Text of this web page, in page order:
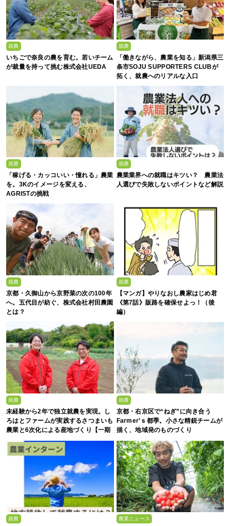
就農
いちごで奈良の農を育む。若いチーム
が裁量を持って挑む株式会社UEDA
就農
「働きながら、農業を知る」新潟県三
条市SOJU SUPPORTERS CLUBが
拓く、就農へのリアルな入口
就農
「稼げる・カッコいい・憧れる」農業
を。3Kのイメージを変える、
AGRISTの挑戦
就農
農業業界への就職はキツい？ 農業法
人選びで失敗しないポイントなど解説
就農
京都・久御山から京野菜の次の100年
へ。五代目が紡ぐ、株式会社村田農園
とは？
就農
【マンガ】やりなおし農家はじめ君
《第7話》販路を確保せよっ！（後
編）
就農
未経験から2年で独立就農を実現。し
ろはとファームが実践するさつまいも
農業と6次化による産地づくり【一期
就農
京都・右京区で“ねぎ”に向き合う
Farmer’ｓ都季。小さな精鋭チームが
描く、地域発のものづくり
就農 農業ニュース